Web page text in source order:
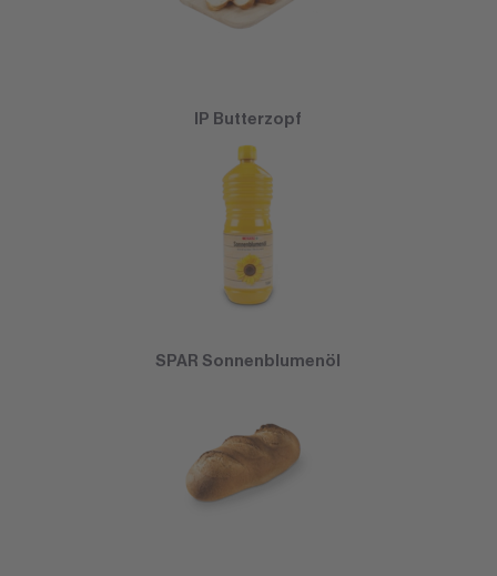
IP Butterzopf
SPAR Sonnenblumenöl